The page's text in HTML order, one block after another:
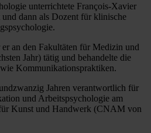
unterrichtete François-Xavier
und dann als Dozent für klinische
an den Fakultäten für Medizin und
Jahr) tätig und behandelte die
Kommunikationspraktiken.
Jahren verantwortlich für
und Arbeitspsychologie am
Kunst und Handwerk (CNAM von